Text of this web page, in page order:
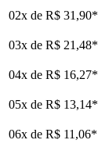
02x de R$ 31,90*
03x de R$ 21,48*
04x de R$ 16,27*
05x de R$ 13,14*
06x de R$ 11,06*